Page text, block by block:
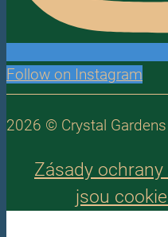
Follow on Instagram
2026 © Crystal Gardens
Zásady
jsou